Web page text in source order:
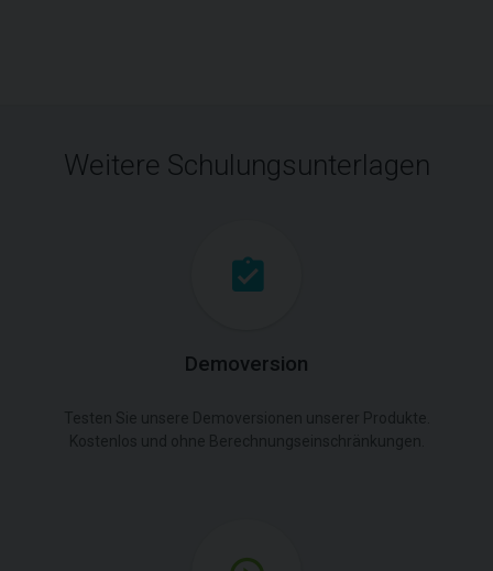
Weitere Schulungsunterlagen
Demoversion